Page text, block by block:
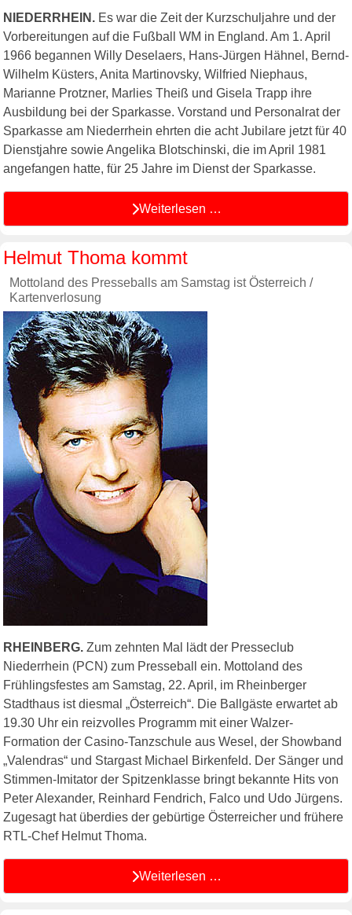
NIEDERRHEIN. Es war die Zeit der Kurzschuljahre und der
Vorbereitungen auf die Fußball WM in England. Am 1. April
1966 begannen Willy Deselaers, Hans-Jürgen Hähnel, Bernd-
Wilhelm Küsters, Anita Martinovsky, Wilfried Niephaus,
Marianne Protzner, Marlies Theiß und Gisela Trapp ihre
Ausbildung bei der Sparkasse. Vorstand und Personalrat der
Sparkasse am Niederrhein ehrten die acht Jubilare jetzt für 40
Dienstjahre sowie Angelika Blotschinski, die im April 1981
angefangen hatte, für 25 Jahre im Dienst der Sparkasse.
Weiterlesen …
Helmut Thoma kommt
Mottoland des Presseballs am Samstag ist Österreich /
Kartenverlosung
RHEINBERG. Zum zehnten Mal lädt der Presseclub
Niederrhein (PCN) zum Presseball ein. Mottoland des
Frühlingsfestes am Samstag, 22. April, im Rheinberger
Stadthaus ist diesmal „Österreich“. Die Ballgäste erwartet ab
19.30 Uhr ein reizvolles Programm mit einer Walzer-
Formation der Casino-Tanzschule aus Wesel, der Showband
„Valendras“ und Stargast Michael Birkenfeld. Der Sänger und
Stimmen-Imitator der Spitzenklasse bringt bekannte Hits von
Peter Alexander, Reinhard Fendrich, Falco und Udo Jürgens.
Zugesagt hat überdies der gebürtige Österreicher und frühere
RTL-Chef Helmut Thoma.
Weiterlesen …